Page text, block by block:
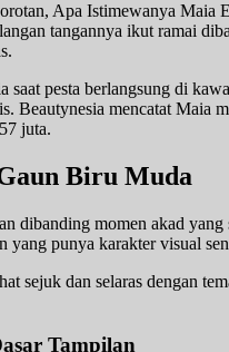
Apa Istimewanya
tangannya ikut ramai
pesta berlangsung di
Beautynesia mencatat
juta.
Biru Muda
dibanding momen akad
yang punya karakter visual
sejuk dan selaras dengan
Tampilan